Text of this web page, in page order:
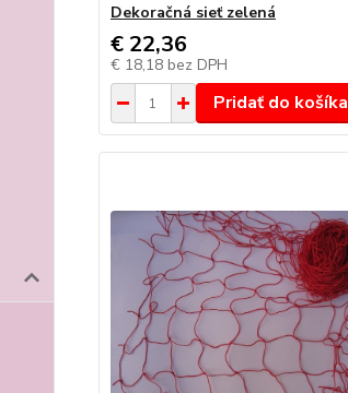
Dekoračná sieť zelená
€ 22,36
€ 18,18 bez DPH
Pridať do košíka